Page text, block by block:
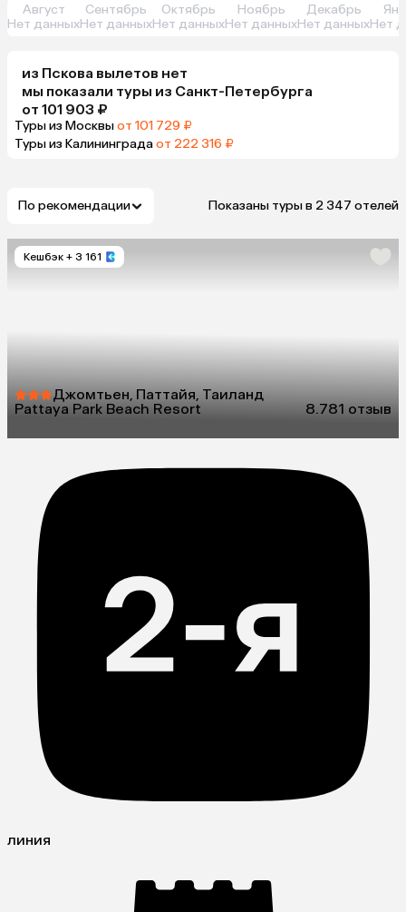
Август
Нет данных
Сентябрь
Нет данных
Октябрь
Нет данных
Ноябрь
Нет данных
Декабрь
Нет данныхНет
из Пскова вылетов нет
мы показали туры из Санкт-Петербурга
от 101 903 ₽
Туры из Москвыот 101 729 ₽
Туры из Калининградаот 222 316 ₽
По рекомендации Показаны туры в 2 347 отелей
Кешбэк + 3 161
Джомтьен, Паттайя, Таиланд
Pattaya Park Beach Resort
8.781 отзыв
линия